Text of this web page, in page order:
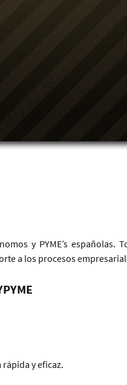
y PYME’s españolas.
a los procesos
y eficaz.